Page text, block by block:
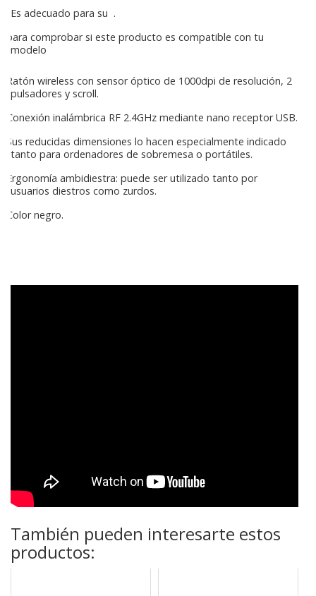
Es adecuado para su .
para comprobar si este producto es compatible con tu
modelo
Ratón wireless con sensor óptico de 1000dpi de resolución, 2
pulsadores y scroll.
Conexión inalámbrica RF 2.4GHz mediante nano receptor USB.
Sus reducidas dimensiones lo hacen especialmente indicado
tanto para ordenadores de sobremesa o portátiles.
Ergonomía ambidiestra: puede ser utilizado tanto por
usuarios diestros como zurdos.
Color negro.
También pueden interesarte estos
productos: